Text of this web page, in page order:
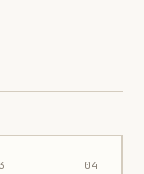
04